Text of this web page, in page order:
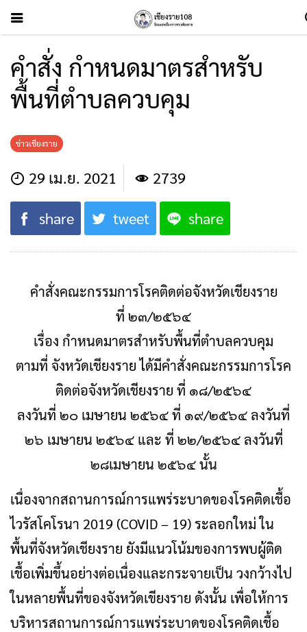
คำสั่ง กำหนดมาตรสำหรับ
พื้นที่ตำบลควบคุม
ข่าวเชียงราย
29 เม.ย. 2021 2739
share tweet share
คำสั่งคณะกรรมการโรคติดต่อจังหวัดเชียงราย
ที่ ๒๓/๒๕๖๔
เรื่อง กำหนดมาตรสำหรับพื้นที่ตำบลควบคุม
ตามที่ จังหวัดเชียงราย ได้มีคำสั่งคณะกรรมการโรค
ติดต่อจังหวัดเชียงราย ที่ ๑๘/๒๕๖๔
ลงวันที่ ๒๐ เมษายน ๒๕๖๔ ที่ ๑๙/๒๕๖๔ ลงวันที่
๒๖ เมษายน ๒๕๖๔ และ ที่ ๒๒/๒๕๖๔ ลงวันที่
๒๘เมษายน ๒๕๖๔ นั้น
เนื่องจากสถานการณ์การแพร่ระบาดของโรคติดเชื้อ
ไวรัสโคโรนา 2019 (COVID – 19) ระลอกใหม่ ใน
พื้นที่จังหวัดเชียงราย ยังมีแนวโน้มของการพบผู้ติด
เชื้อเพิ่มขึ้นอย่างต่อเนื่องและกระจายเป็น วงกว้างไป
ในหลายพื้นที่ของจังหวัดเขียงราย ดังนั้น เพื่อให้การ
บริหารสถานการณ์การแพร่ระบาดของโรคติดเชื้อ